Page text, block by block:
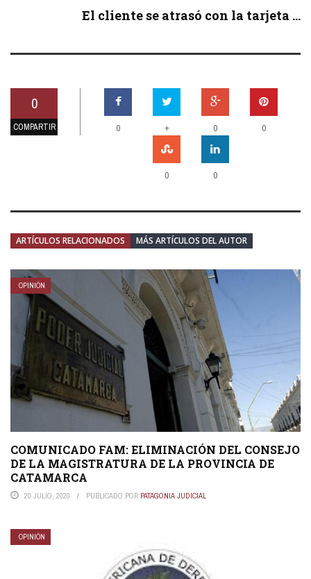
El cliente se atrasó con la tarjeta ...
0
COMPARTIR 0 + 0 0
0 0
ARTÍCULOS RELACIONADOS MÁS ARTÍCULOS DEL AUTOR
OPINIÓN
COMUNICADO FAM: ELIMINACIÓN DEL CONSEJO
DE LA MAGISTRATURA DE LA PROVINCIA DE
CATAMARCA
20 JULIO, 2020 PUBLICADO POR PATAGONIA JUDICIAL
OPINIÓN